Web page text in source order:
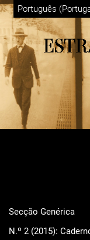
Saltar para menu
Saltar para
Saltar para rodapé
Alterar o idioma.
Português
Menu
Menu
Secção Genérica
N.º 2 (2015):